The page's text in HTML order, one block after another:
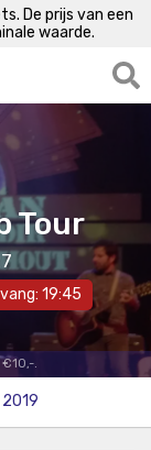
De prijs van een
waarde.
Tour
19:45
.